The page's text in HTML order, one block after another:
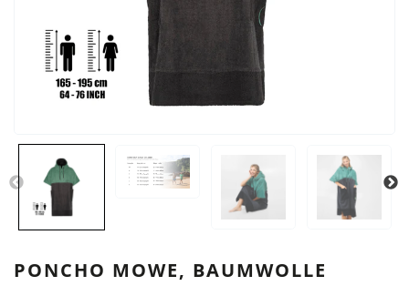
PONCHO MOWE, BAUMWOLLE